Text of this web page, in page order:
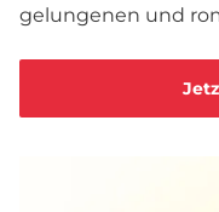
gelungenen und